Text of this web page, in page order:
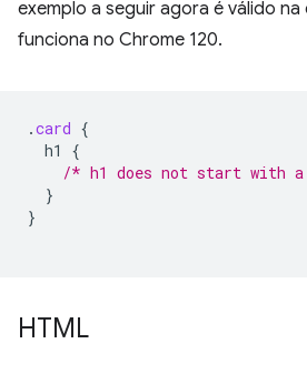
exemplo a seguir agora é válido
funciona no Chrome 120.
.card {
h1
{
/* h1 does not start with a
}
}
HTML